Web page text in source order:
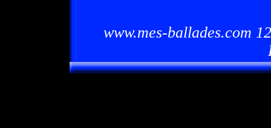
www.mes-ballades.com